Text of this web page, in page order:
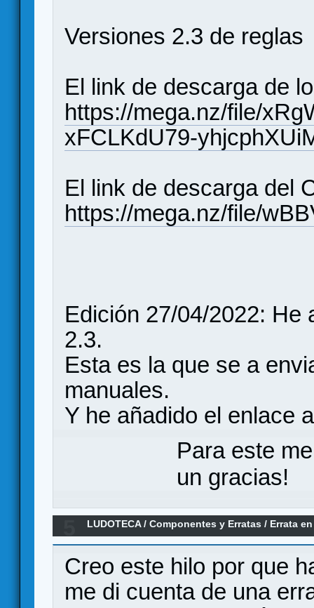
Versiones 2.3 de reglas
El link de descarga de
https://mega.nz/file/
xFCLKdU79-
El link de descarga del
https://mega.nz/file/
Edición 27/04/2022: He
2.3.
Esta es la que se a
manuales.
Y he añadido el enlace
Para este
un gracias!
LUDOTECA/Componentes y Erratas / Errata
Creo este hilo por que
me di cuenta de una